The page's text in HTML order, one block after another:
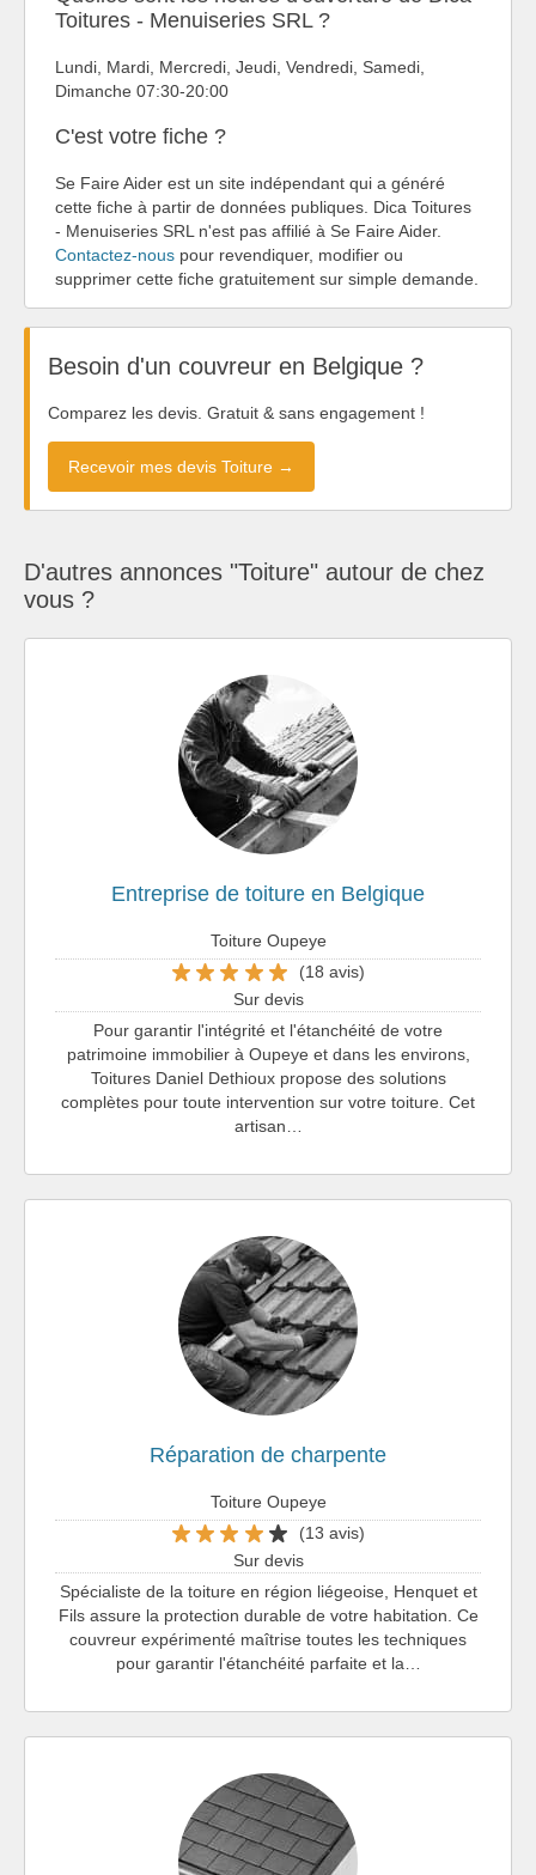
Toitures - Menuiseries SRL ?
Lundi, Mardi, Mercredi, Jeudi, Vendredi, Samedi,
Dimanche 07:30-20:00
C'est votre fiche ?
Se Faire Aider est un site indépendant qui a généré
cette fiche à partir de données publiques. Dica Toitures
- Menuiseries SRL n'est pas affilié à Se Faire Aider.
Contactez-nous pour revendiquer, modifier ou
supprimer cette fiche gratuitement sur simple demande.
Besoin d'un couvreur en Belgique ?
Comparez les devis. Gratuit & sans engagement !
Recevoir mes devis Toiture →
D'autres annonces "Toiture" autour de chez
vous ?
Entreprise de toiture en Belgique
Toiture Oupeye
(18 avis)
Sur devis
Pour garantir l'intégrité et l'étanchéité de votre
patrimoine immobilier à Oupeye et dans les environs,
Toitures Daniel Dethioux propose des solutions
complètes pour toute intervention sur votre toiture. Cet
artisan…
Réparation de charpente
Toiture Oupeye
(13 avis)
Sur devis
Spécialiste de la toiture en région liégeoise, Henquet et
Fils assure la protection durable de votre habitation. Ce
couvreur expérimenté maîtrise toutes les techniques
pour garantir l'étanchéité parfaite et la…